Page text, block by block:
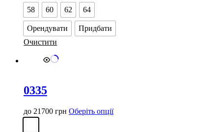
вибрати
сторінці
58 60 62 64
Орендувати
Придбати
Очистити
0335
до 21700 грн Оберіть опціїЦей